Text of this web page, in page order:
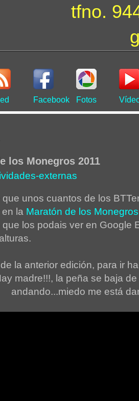
tfno.
Facebook Fotos
los Monegros 2011
externas
que unos cuantos de los
la Maratón de los
los podais ver en Google
la anterior edición, para ir
madre!!!, la peña se baja
andando...miedo me está